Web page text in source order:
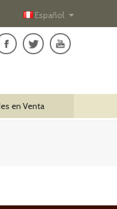
Español
en Venta